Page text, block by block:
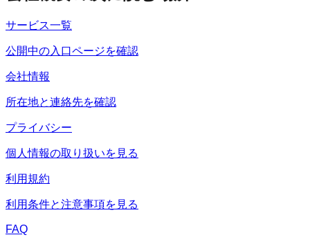
サービス一覧
公開中の入口ページを確認
会社情報
所在地と連絡先を確認
プライバシー
個人情報の取り扱いを見る
利用規約
利用条件と注意事項を見る
FAQ